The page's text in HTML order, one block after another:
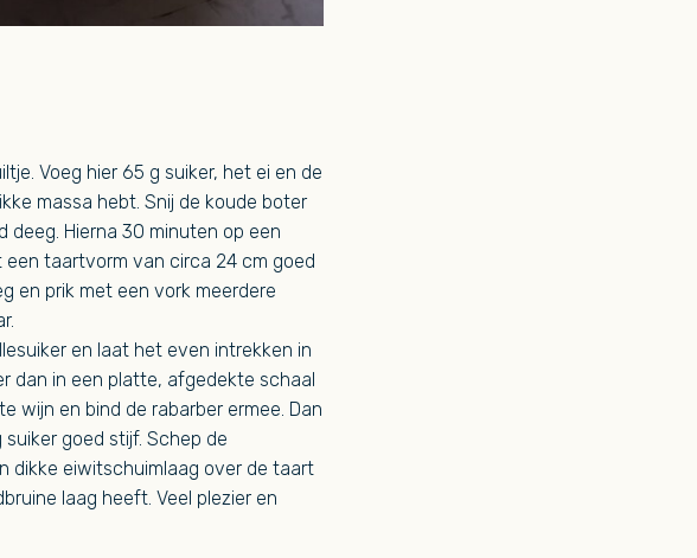
Voeg hier 65 g suiker, het ei en de
massa hebt. Snij de koude boter
Hierna 30 minuten op een
taartvorm van circa 24 cm goed
en prik met een vork meerdere
en laat het even intrekken in
dan in een platte, afgedekte schaal
wijn en bind de rabarber ermee. Dan
goed stijf. Schep de
dikke eiwitschuimlaag over de taart
laag heeft. Veel plezier en